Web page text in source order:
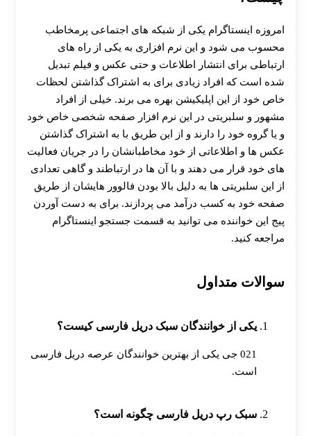
امروزه اینستاگرام یکی از شبکه های اجتماعی پرمخاطب
محسوب می شود و این نرم افزاری به یکی از راه های
ارتباطی برای انتشار اطلاعات و حتی عکس و فیلم تبدیل
شده است که افراد زیادی برای به اشتراک گذاشتن لحظات
خاص خود از این اپلیکیشن بهره می برند. خیلی از افراد
مشهور و سلبریتی در این نرم افزار صفحه شخصی خاص خود
و یا گروه خود را دارند و از این طریق با به اشتراک گذاشتن
عکس ها و اطلاعاتی از خود مخاطبانشان را در جریان فعالیت
های خود قرار می دهند و با آن ها در ارتباطند و گاهی تعدادی
از این سلبریتی ها به دلیل بالا بودن فالوور هایشان از طریق
صفحه خود به کسب درآمد می پردازند. برای به دست آوردن
پیج این خواننده می توانید به قسمت جستجو اینستاگرام
مراجعه کنید.
سوالات متداول
یکی از خوانندگان سبک دریل فارسی کیست؟
021 جی یکی از بهترین خوانندگان عرصه دریل فارسی
است.
سبک رپ دریل فارسی چگونه است؟